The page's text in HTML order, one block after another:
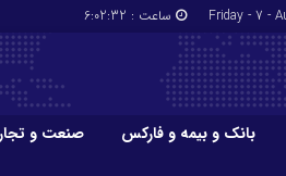
ساعت : 6:02:33
بانک و بیمه و فارکس صنعت و